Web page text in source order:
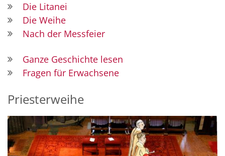
Die Litanei
Die Weihe
Nach der Messfeier
Ganze Geschichte lesen
Fragen für Erwachsene
Priesterweihe